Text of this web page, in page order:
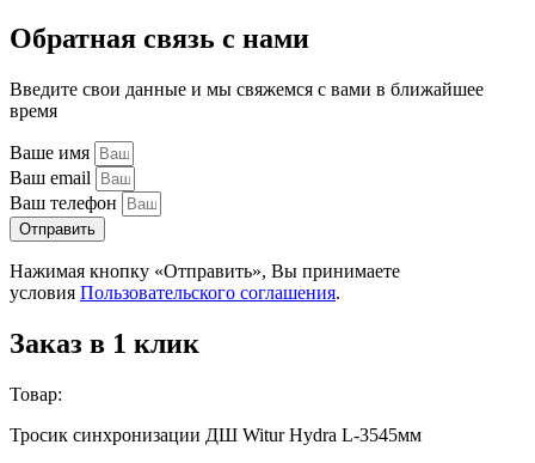
Обратная связь с нами
Введите свои данные и мы свяжемся с вами в ближайшее
время
Ваше имя
Ваш email
Ваш телефон
Отправить
Нажимая кнопку «Отправить», Вы принимаете
условия Пользовательского соглашения.
Заказ в 1 клик
Товар:
Тросик синхронизации ДШ Witur Hydra L-3545мм